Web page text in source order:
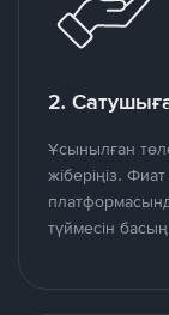
2.
Ұсынылған
жіберіңіз.
түймесін